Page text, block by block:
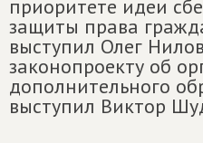
приоритете идеи
защиты права
выступил Олег
законопроекту об
дополнительного
выступил Виктор